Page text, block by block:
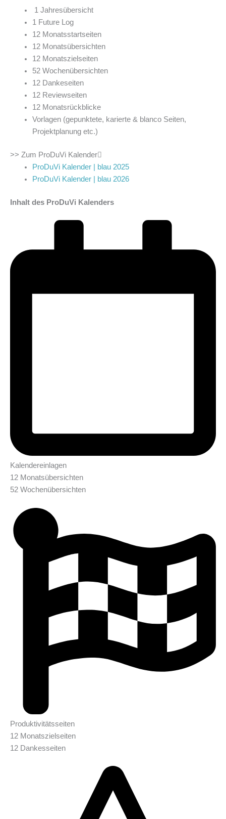
1 Jahresübersicht
1 Future Log
12 Monatsstartseiten
12 Monatsübersichten
12 Monatszielseiten
52 Wochenübersichten
12 Dankeseiten
12 Reviewseiten
12 Monatsrückblicke
Vorlagen (gepunktete, karierte & blanco Seiten,
Projektplanung etc.)
>> Zum ProDuVi Kalender
ProDuVi Kalender | blau 2025
ProDuVi Kalender | blau 2026
Inhalt des ProDuVi Kalenders
Kalendereinlagen
12 Monatsübersichten
52 Wochenübersichten
Produktivitätsseiten
12 Monatszielseiten
12 Dankesseiten